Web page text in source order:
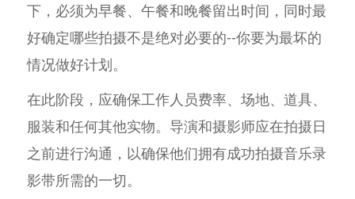
下，必须为早餐、午餐和晚餐留出时间，同时最
好确定哪些拍摄不是绝对必要的--你要为最坏的
情况做好计划。
在此阶段，应确保工作人员费率、场地、道具、
服装和任何其他实物。导演和摄影师应在拍摄日
之前进行沟通，以确保他们拥有成功拍摄音乐录
影带所需的一切。